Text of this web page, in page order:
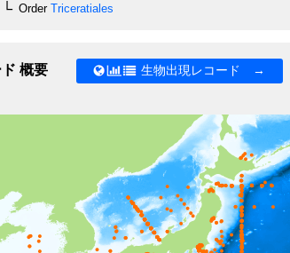
OrderTriceratiales
概要 生物出現レコード →